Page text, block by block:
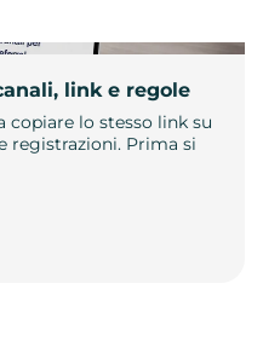
link e regole
copiare lo stesso link su
registrazioni. Prima si